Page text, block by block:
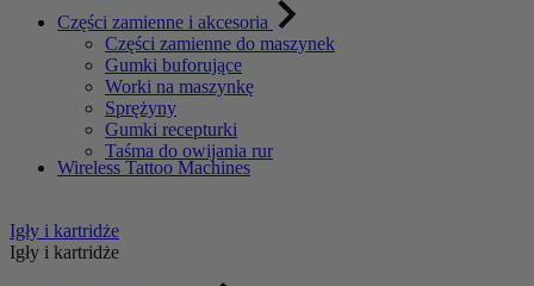
Części zamienne i akcesoria
Części zamienne do maszynek
Gumki buforujące
Worki na maszynkę
Sprężyny
Gumki recepturki
Taśma do owijania rur
Wireless Tattoo Machines
Igły i kartridże
Igły i kartridże